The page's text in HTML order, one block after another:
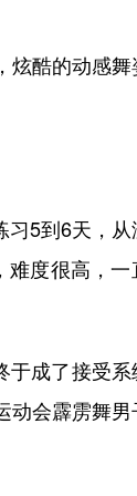
酷的动感舞
5到6天，从
难度很高，一
成了接受系
会霹雳舞男